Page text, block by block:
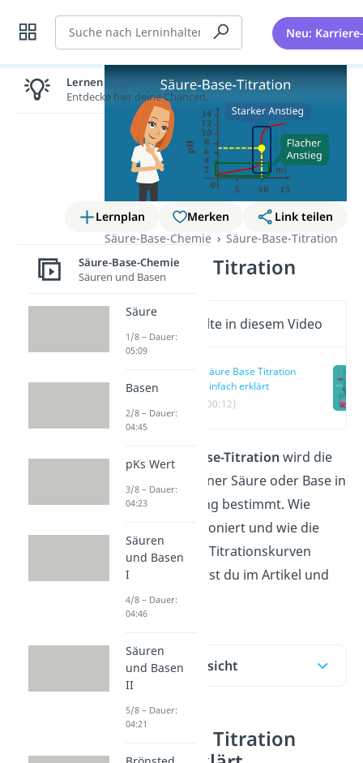
Suche Neu:
Lernplan Merken
Link teilen
Säure-Base-Chemie
Säure-Base-Titration
Säure Base Titration
Wichtige Inhalte in diesem Video
Säure Base Titration
einfach erklärt
(00:12)
Bei derSäure-Base-Titration wird die
Konzentration einer Säure oder Base in
einer Probelösung bestimmt. Wie
genau das funktioniert und wie die
entsprechenden Titrationskurven
aussehen, erfährst du im Artikel und
Videodazu!
Inhaltsübersicht
Säure Base Titration
Lernen lohnt sich!
Entdecke hier deine Chancen.
Säure-Base-Chemie
Säuren und Basen
Säure
1/8 – Dauer:
05:09
Basen
2/8 – Dauer:
04:45
pKs Wert
3/8 – Dauer:
04:23
Säuren
und Basen
I
4/8 – Dauer:
04:46
Säuren
und Basen
II
5/8 – Dauer:
04:21